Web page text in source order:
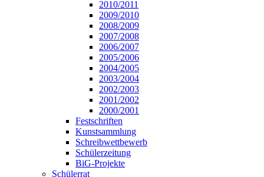
2010/2011
2009/2010
2008/2009
2007/2008
2006/2007
2005/2006
2004/2005
2003/2004
2002/2003
2001/2002
2000/2001
Festschriften
Kunstsammlung
Schreibwettbewerb
Schülerzeitung
BiG-Projekte
Schülerrat